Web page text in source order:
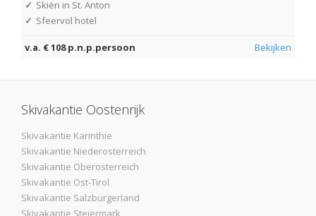
✓ Skiën in St. Anton
✓ Sfeervol hotel
v.a. € 108 p.n.p.persoon Bekijken
Skivakantie Oostenrijk
Skivakantie Karinthie
Skivakantie Niederosterreich
Skivakantie Oberosterreich
Skivakantie Ost-Tirol
Skivakantie Salzburgerland
Skivakantie Steiermark